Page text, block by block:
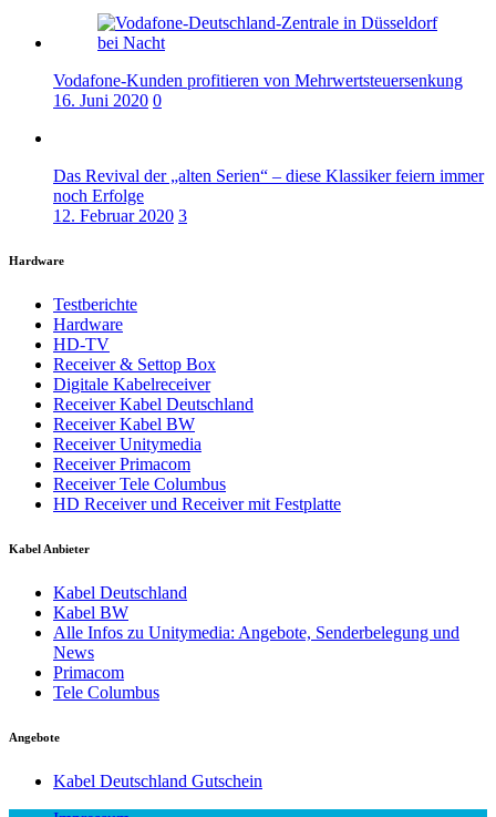
Vodafone-Kunden profitieren von Mehrwertsteuersenkung
16. Juni 2020 0
Das Revival der „alten Serien“ – diese Klassiker feiern immer
noch Erfolge
12. Februar 2020 3
Hardware
Testberichte
Hardware
HD-TV
Receiver & Settop Box
Digitale Kabelreceiver
Receiver Kabel Deutschland
Receiver Kabel BW
Receiver Unitymedia
Receiver Primacom
Receiver Tele Columbus
HD Receiver und Receiver mit Festplatte
Kabel Anbieter
Kabel Deutschland
Kabel BW
Alle Infos zu Unitymedia: Angebote, Senderbelegung und
News
Primacom
Tele Columbus
Angebote
Kabel Deutschland Gutschein